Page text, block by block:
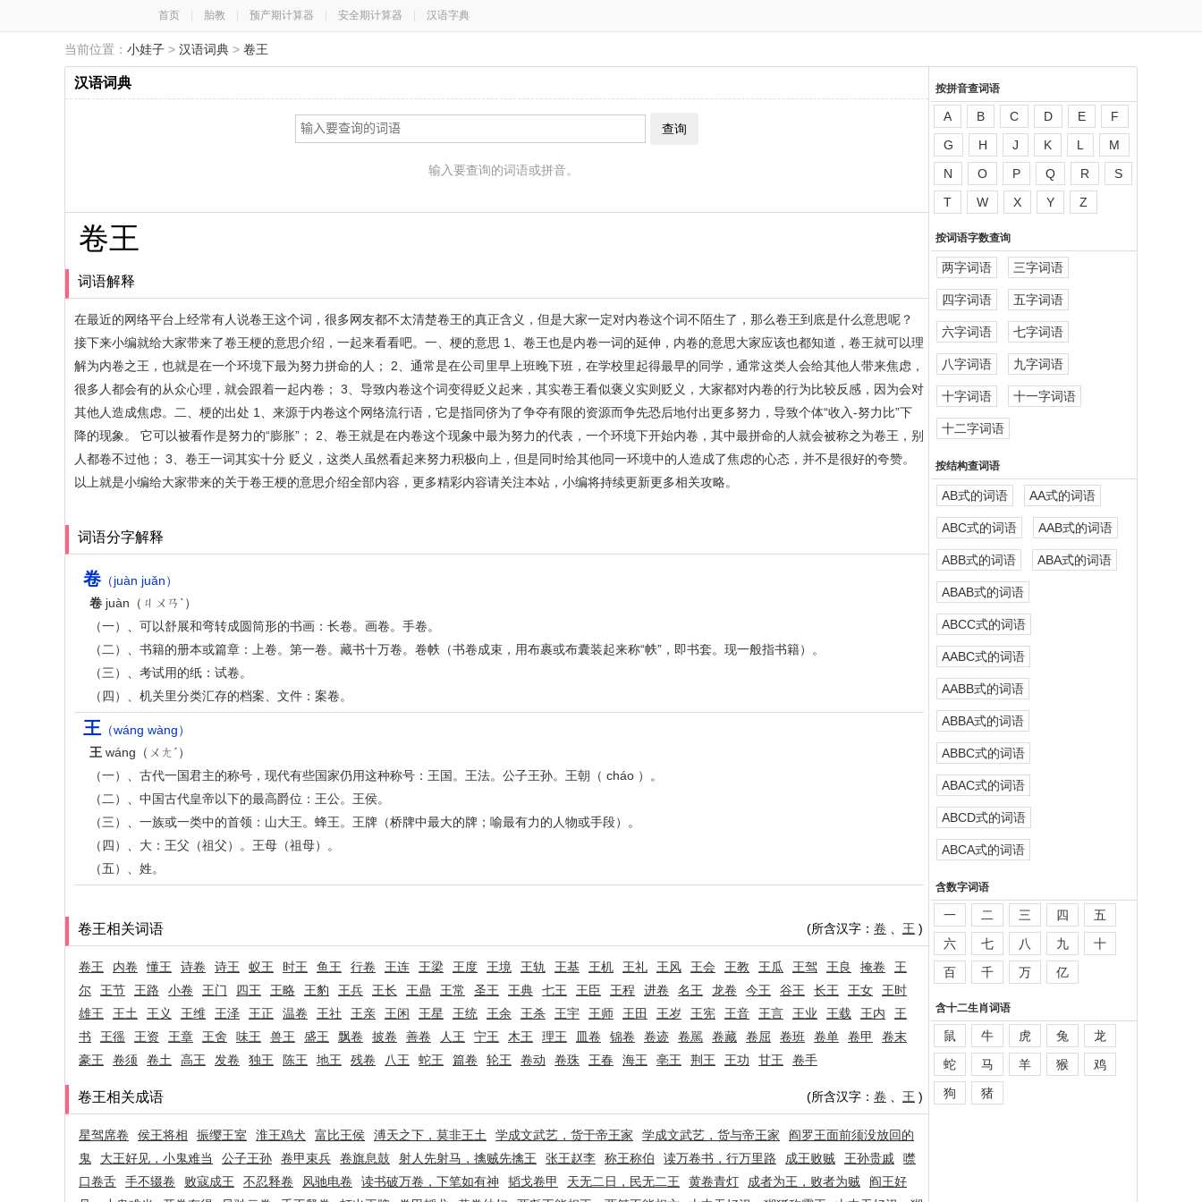
首页 胎教 预产期计算器 安全期计算器 汉语字典
当前位置： 小娃子 > 汉语词典 > 卷王
汉语词典
查询
输入要查询的词语或拼音。
卷王
词语解释
在最近的网络平台上经常有人说卷王这个词，很多网友都不太清楚卷王的真正含义，但是大家一定对内卷这个词不陌生了，那么卷王到底是什么意思呢？
接下来小编就给大家带来了卷王梗的意思介绍，一起来看看吧。一、梗的意思 1、卷王也是内卷一词的延伸，内卷的意思大家应该也都知道，卷王就可以理
解为内卷之王，也就是在一个环境下最为努力拼命的人； 2、通常是在公司里早上班晚下班，在学校里起得最早的同学，通常这类人会给其他人带来焦虑，
很多人都会有的从众心理，就会跟着一起内卷； 3、导致内卷这个词变得贬义起来，其实卷王看似褒义实则贬义，大家都对内卷的行为比较反感，因为会对
其他人造成焦虑。二、梗的出处 1、来源于内卷这个网络流行语，它是指同侪为了争夺有限的资源而争先恐后地付出更多努力，导致个体“收入-努力比”下
降的现象。 它可以被看作是努力的“膨胀”； 2、卷王就是在内卷这个现象中最为努力的代表，一个环境下开始内卷，其中最拼命的人就会被称之为卷王，别
人都卷不过他； 3、卷王一词其实十分 贬义，这类人虽然看起来努力积极向上，但是同时给其他同一环境中的人造成了焦虑的心态，并不是很好的夸赞。
以上就是小编给大家带来的关于卷王梗的意思介绍全部内容，更多精彩内容请关注本站，小编将持续更新更多相关攻略。
词语分字解释
卷 （juàn juǎn）
卷 juàn（ㄐㄨㄢˋ）
（一）、可以舒展和弯转成圆筒形的书画：长卷。画卷。手卷。
（二）、书籍的册本或篇章：上卷。第一卷。藏书十万卷。卷帙（书卷成束，用布裹或布囊装起来称“帙”，即书套。现一般指书籍）。
（三）、考试用的纸：试卷。
（四）、机关里分类汇存的档案、文件：案卷。
王 （wáng wàng）
王 wáng（ㄨㄤˊ）
（一）、古代一国君主的称号，现代有些国家仍用这种称号：王国。王法。公子王孙。王朝（ cháo ）。
（二）、中国古代皇帝以下的最高爵位：王公。王侯。
（三）、一族或一类中的首领：山大王。蜂王。王牌（桥牌中最大的牌；喻最有力的人物或手段）。
（四）、大：王父（祖父）。王母（祖母）。
（五）、姓。
卷王相关词语 (所含汉字： 卷 王 )
卷王 内卷 懂王 诗卷 诗王 蚁王 时王 鱼王 行卷 王连 王梁 王度 王境 王轨 王基 王机 王礼 王风 王会 王教 王瓜 王驾 王良 掩卷
王
尔
王节 王路 小卷 王门 四王 王略 王豹 王兵 王长 王鼎 王常 圣王 王典 七王 王臣 王程 进卷 名王 龙卷 今王 谷王 长王 王女
王时
雄王
王土 王义 王维 王泽 王正 温卷 王社 王亲 王闲 王星 王统 王余 王杀 王宇 王师 王田 王岁 王宪 王音 王言 王业 王载 王内
王
书
王徭 王资 王章 王舍 味王 兽王 盛王 飘卷 披卷 善卷 人王 宁王 木王 理王 皿卷 锦卷 卷迹 卷駡 卷藏 卷屈 卷班 卷单 卷甲
卷末
豪王
卷须 卷土 高王 发卷 独王 陈王 地王 残卷 八王 蛇王 篇卷 轮王 卷动 卷珠 王春 海王 亳王 荆王 王功 甘王 卷手
卷王相关成语 (所含汉字： 卷 王 )
星驾席卷 侯王将相 振缨王室 淮王鸡犬 富比王侯 溥天之下，莫非王土 学成文武艺，货于帝王家 学成文武艺，货与帝王家
阎罗王面前须没放回的
鬼
大王好见，小鬼难当 公子王孙 卷甲束兵 卷旗息鼓 射人先射马，擒贼先擒王 张王赵李 称王称伯 读万卷书，行万里路 成王败贼 王孙贵戚
噤
口卷舌
手不辍卷 败寇成王 不忍释卷 风驰电卷 读书破万卷，下笔如有神 韬戈卷甲 天无二日，民无二王 黄卷青灯 成者为王，败者为贼
阎王好
按拼音查词语
A B C D E
F
G
H J K L
M
N
O P Q R
S
T
W X Y Z
按词语字数查询
两字词语 三字词语
四字词语 五字词语
六字词语 七字词语
八字词语 九字词语
十字词语 十一字词语
十二字词语
按结构查词语
AB式的词语 AA式的词语
ABC式的词语 AAB式的词语
ABB式的词语 ABA式的词语
ABAB式的词语
ABCC式的词语
AABC式的词语
AABB式的词语
ABBA式的词语
ABBC式的词语
ABAC式的词语
ABCD式的词语
ABCA式的词语
含数字词语
一 二 三 四
五
六
七 八 九
十
百
千 万 亿
含十二生肖词语
鼠 牛 虎 兔
龙
蛇
马 羊 猴
鸡
狗
猪